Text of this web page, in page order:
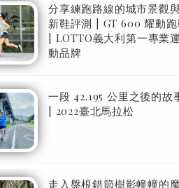
分享練跑路線的城市景觀
新鞋評測 | GT 600 耀動跑
| LOTTO義大利第一專業運
動品牌
一段 42.195 公里之後的故
| 2022臺北馬拉松
走入盤根錯節樹影幢幢的魔